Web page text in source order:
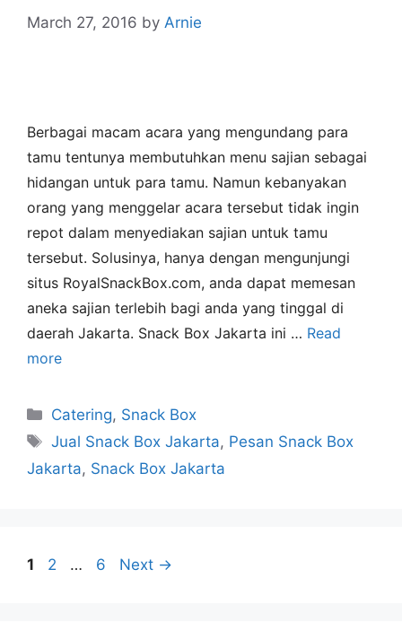
March 27, 2016 by Arnie
Berbagai macam acara yang mengundang para
tamu tentunya membutuhkan menu sajian sebagai
hidangan untuk para tamu. Namun kebanyakan
orang yang menggelar acara tersebut tidak ingin
repot dalam menyediakan sajian untuk tamu
tersebut. Solusinya, hanya dengan mengunjungi
situs RoyalSnackBox.com, anda dapat memesan
aneka sajian terlebih bagi anda yang tinggal di
daerah Jakarta. Snack Box Jakarta ini … Read
more
Catering, Snack Box
Jual Snack Box Jakarta, Pesan Snack Box
Jakarta, Snack Box Jakarta
1 2 … 6 Next →